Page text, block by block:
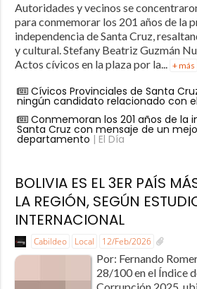
Autoridades y vecinos se
para conmemorar los 201 años de la
independencia de Santa Cruz,
y cultural. Stefany Beatriz Guzmán
Actos cívicos en la plaza por la... + más
Cívicos Provinciales de Santa
ningún candidato relacionado con el
Conmemoran los 201 años de la
Santa Cruz con mensaje de un
departamento | El Día
BOLIVIA ES EL 3ER PAÍS
LA REGIÓN, SEGÚN
INTERNACIONAL
Cabildeo Local 12/Feb/2026
Por: Fernando
28/100 en el Índice